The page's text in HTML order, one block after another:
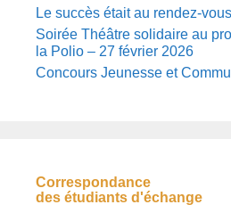
Le succès était au rendez-
Soirée Théâtre solidaire au
la Polio – 27 février 2026
Concours Jeunesse et
Correspondance
des étudiants d'échange